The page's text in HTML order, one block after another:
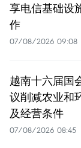
享电信基础设
作
07/08/2026 09:08
越南十六届国
议削减农业和
及经营条件
07/08/2026 08:45